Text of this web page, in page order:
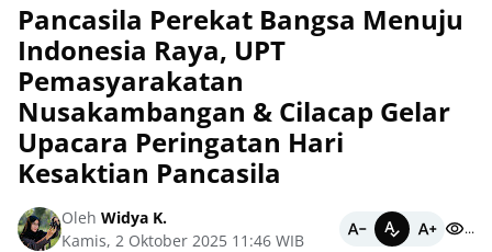
Pancasila Perekat Bangsa Menuju
Indonesia Raya, UPT
Pemasyarakatan
Nusakambangan & Cilacap Gelar
Upacara Peringatan Hari
Kesaktian Pancasila
Oleh Widya K.
Kamis, 2 Oktober 2025 11:46 WIB
...